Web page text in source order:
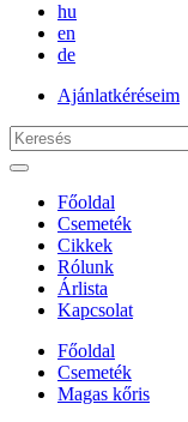
hu
en
de
Ajánlatkéréseim
Főoldal
Csemeték
Cikkek
Rólunk
Árlista
Kapcsolat
Főoldal
Csemeték
Magas kőris